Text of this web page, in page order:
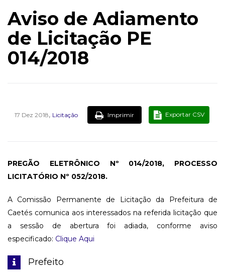
Aviso de Adiamento
de Licitação PE
014/2018
17 Dez 2018, Licitação Imprimir Exportar CSV
PREGÃO ELETRÔNICO Nº 014/2018, PROCESSO
LICITATÓRIO Nº 052/2018.
A Comissão Permanente de Licitação da Prefeitura de
Caetés comunica aos interessados na referida licitação que
a sessão de abertura foi adiada, conforme aviso
especificado: Clique Aqui
Prefeito